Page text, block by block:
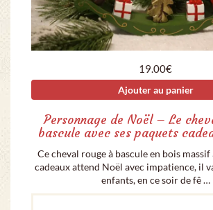
19.00€
Ajouter au panier
Personnage de Noël – Le
bascule avec ses paquets
Ce cheval rouge à bascule en bois massif
cadeaux attend Noël avec impatience, il
enfants, en ce soir de fê …